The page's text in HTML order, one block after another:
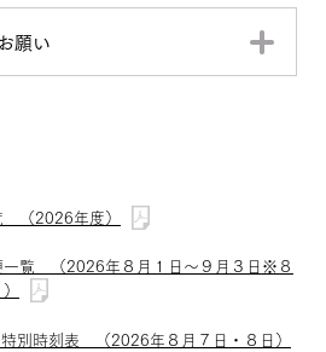
願い
（2026年度）
一覧 （2026年８月１日～９月３日※８
別時刻表 （2026年８月７日・８日）